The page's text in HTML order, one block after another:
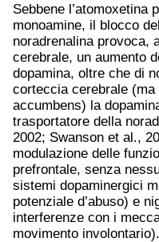
Sebbene l’atomoxetina
monoamine, il blocco
noradrenalina provoca,
cerebrale, un aumento
dopamina, oltre che di
corteccia cerebrale
accumbens) la
trasportatore della
2002; Swanson et al.,
modulazione delle
prefrontale, senza
sistemi dopaminergici
potenziale d’abuso) e
interferenze con i
movimento involontario).